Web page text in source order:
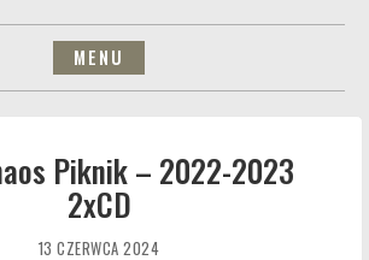
MENU
Piknik – 2022-2023
2xCD
13 CZERWCA 2024